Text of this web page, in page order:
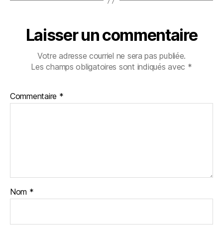
Laisser un commentaire
Votre adresse courriel ne sera pas publiée.
Les champs obligatoires sont indiqués avec *
Commentaire *
Nom *